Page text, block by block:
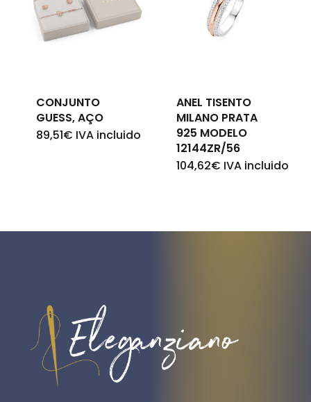
CONJUNTO
GUESS, AÇO
89,51€ IVA incluido
ANEL TISENTO
MILANO PRATA
925 MODELO
12144ZR/56
104,62€ IVA incluido